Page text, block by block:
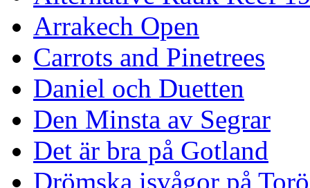
Arrakech Open
Carrots and Pinetrees
Daniel och Duetten
Den Minsta av Segrar
Det är bra på Gotland
Drömska isvågor på Torö